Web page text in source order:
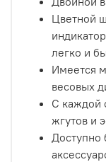
Цветной
легко и
Имеется
весовых
С каждой
жгутов и
Доступно